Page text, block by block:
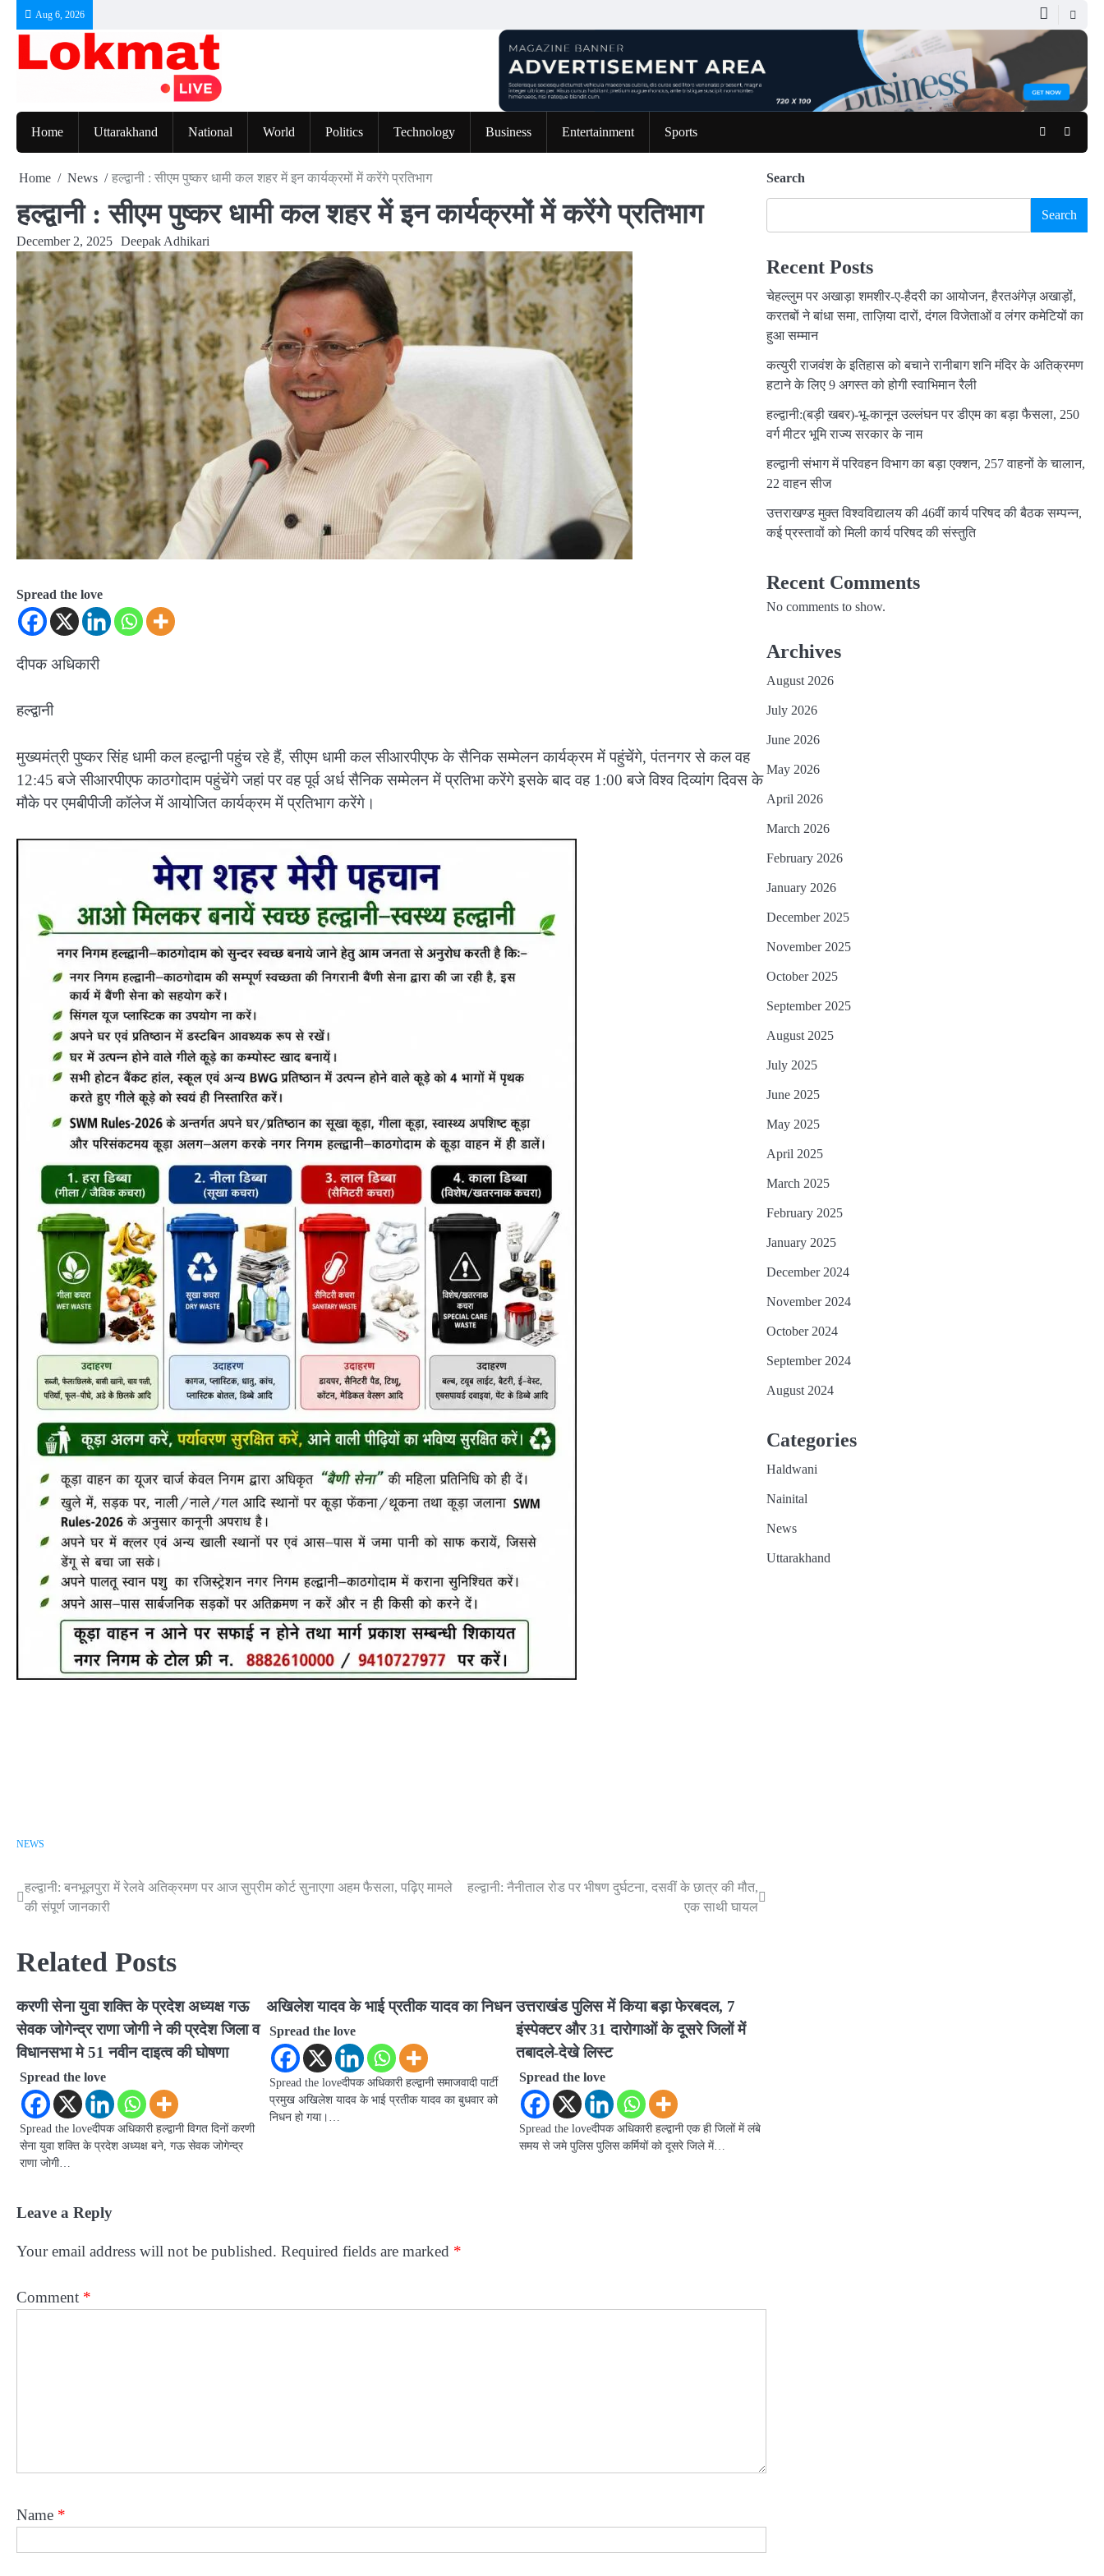
Aug 6, 2026
Home Uttarakhand National World Politics Technology Business Entertainment Sports Facebook
Home News हल्द्वानी : सीएम पुष्कर धामी कल शहर में इन कार्यक्रमों में करेंगे प्रतिभाग
हल्द्वानी : सीएम पुष्कर धामी कल शहर में इन कार्यक्रमों में करेंगे प्रतिभाग
December 2, 2025 Deepak Adhikari
Spread the love
दीपक अधिकारी
हल्द्वानी
मुख्यमंत्री पुष्कर सिंह धामी कल हल्द्वानी पहुंच रहे हैं, सीएम धामी कल सीआरपीएफ के सैनिक सम्मेलन कार्यक्रम में पहुंचेंगे, पंतनगर से कल वह
12:45 बजे सीआरपीएफ काठगोदाम पहुंचेंगे जहां पर वह पूर्व अर्ध सैनिक सम्मेलन में प्रतिभा करेंगे इसके बाद वह 1:00 बजे विश्व दिव्यांग दिवस के
मौके पर एमबीपीजी कॉलेज में आयोजित कार्यक्रम में प्रतिभाग करेंगे।
NEWS
Post
navigation
हल्द्वानी: बनभूलपुरा में रेलवे अतिक्रमण पर आज सुप्रीम कोर्ट सुनाएगा अहम फैसला, पढ़िए मामले
की संपूर्ण जानकारी
हल्द्वानी: नैनीताल रोड पर भीषण दुर्घटना, दसवीं के छात्र की मौत,
एक साथी घायल
Related Posts
करणी सेना युवा शक्ति के प्रदेश अध्यक्ष गऊ
सेवक जोगेन्द्र राणा जोगी ने की प्रदेश जिला व
विधानसभा मे 51 नवीन दाइत्व की घोषणा
Spread the love
Spread the loveदीपक अधिकारी हल्द्वानी विगत दिनों करणी
सेना युवा शक्ति के प्रदेश अध्यक्ष बने, गऊ सेवक जोगेन्द्र
राणा जोगी…
अखिलेश यादव के भाई प्रतीक यादव का निधन
Spread the love
Spread the loveदीपक अधिकारी हल्द्वानी समाजवादी पार्टी
प्रमुख अखिलेश यादव के भाई प्रतीक यादव का बुधवार को
निधन हो गया।…
उत्तराखंड पुलिस में किया बड़ा फेरबदल, 7
इंस्पेक्टर और 31 दारोगाओं के दूसरे जिलों में
तबादले-देखे लिस्ट
Spread the love
Spread the loveदीपक अधिकारी हल्द्वानी एक ही जिलों में लंबे
समय से जमे पुलिस पुलिस कर्मियों को दूसरे जिले में…
Leave a Reply
Your email address will not be published. Required fields are marked *
Comment *
Name *
Search
Search
Recent Posts
चेहल्लुम पर अखाड़ा शमशीर-ए-हैदरी का आयोजन, हैरतअंगेज़ अखाड़ों,
करतबों ने बांधा समा, ताज़िया दारों, दंगल विजेताओं व लंगर कमेटियों का
हुआ सम्मान
कत्युरी राजवंश के इतिहास को बचाने रानीबाग शनि मंदिर के अतिक्रमण
हटाने के लिए 9 अगस्त को होगी स्वाभिमान रैली
हल्द्वानी:(बड़ी खबर)-भू-कानून उल्लंघन पर डीएम का बड़ा फैसला, 250
वर्ग मीटर भूमि राज्य सरकार के नाम
हल्द्वानी संभाग में परिवहन विभाग का बड़ा एक्शन, 257 वाहनों के चालान,
22 वाहन सीज
उत्तराखण्ड मुक्त विश्वविद्यालय की 46वीं कार्य परिषद की बैठक सम्पन्न,
कई प्रस्तावों को मिली कार्य परिषद की संस्तुति
Recent Comments
No comments to show.
Archives
August 2026
July 2026
June 2026
May 2026
April 2026
March 2026
February 2026
January 2026
December 2025
November 2025
October 2025
September 2025
August 2025
July 2025
June 2025
May 2025
April 2025
March 2025
February 2025
January 2025
December 2024
November 2024
October 2024
September 2024
August 2024
Categories
Haldwani
Nainital
News
Uttarakhand